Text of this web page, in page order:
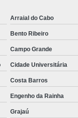
Suporte para
para Monitor Padrão
para Mobiliario
para Mobiliario
Tecnico
Suporte
para Monitor
Arraial do Cabo
Bento Ribeiro
Campo Grande
Cidade Universitária
Costa Barros
Engenho da Rainha
Grajaú